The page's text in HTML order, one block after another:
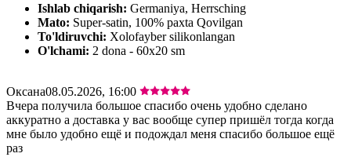
Ishlab chiqarish: Germaniya, Herrsching
Mato: Super-satin, 100% paxta Qovilgan
To'ldiruvchi: Xolofayber silikonlangan
O'lchami: 2 dona - 60х20 sm
Оксана08.05.2026, 16:00
Вчера получила большое спасибо очень удобно сделано
аккуратно а доставка у вас вообще супер пришёл тогда когда
мне было удобно ещё и подождал меня спасибо большое ещё
раз